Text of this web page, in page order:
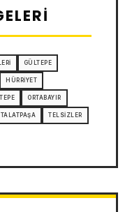
GÜLTEPE
HÜRRIYET
ORTABAYIR
TALATPAŞA TELSIZLER